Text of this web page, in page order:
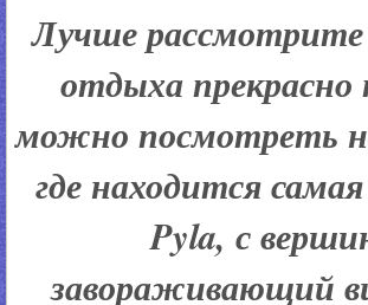
Лучше
отдыха прекрасно
можно посмотреть
где находится
Pyla, с
завораживающий